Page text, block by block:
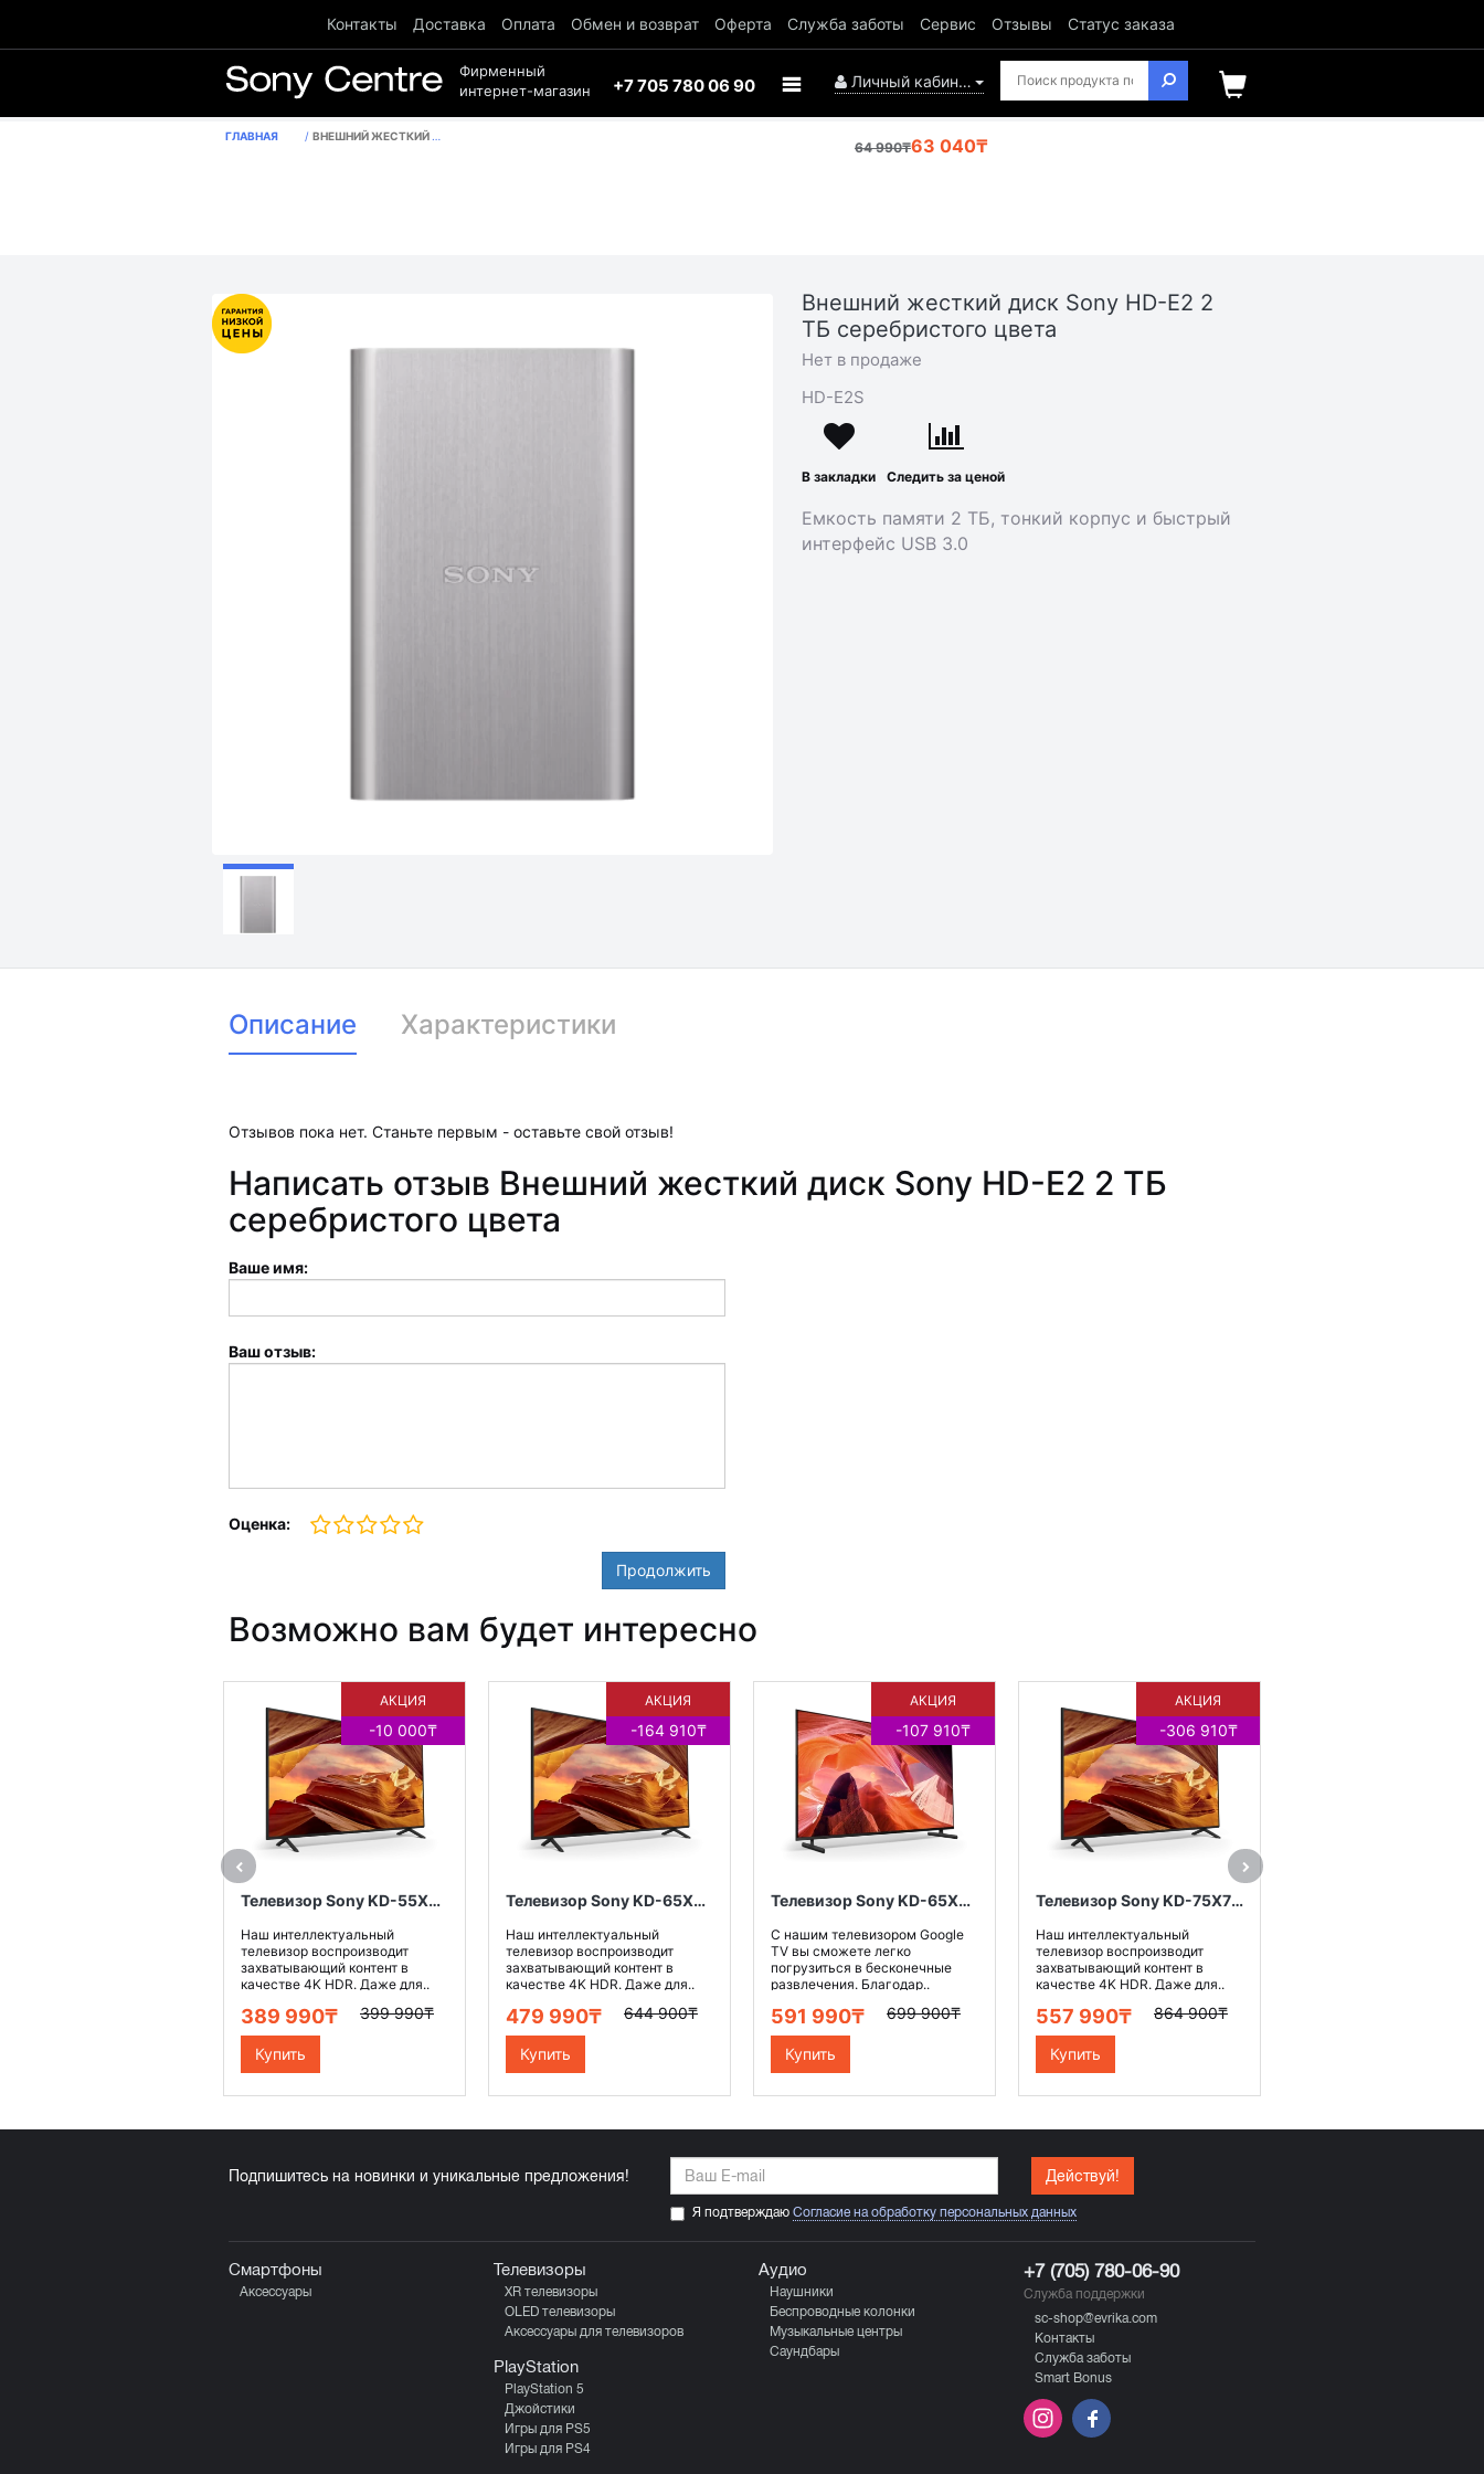
Контакты Доставка Оплата Обмен и возврат Оферта Служба заботы Сервис Отзывы Статус заказа
Фирменный
интернет-магазин
+7 705 780 06 90 Личный кабинет
ГЛАВНАЯ ВНЕШНИЙ ЖЕСТКИЙ ДИСК SONY HD-E2 2 ТБ СЕРЕБРИСТОГО ЦВЕТА
64 990₸63 040₸
Внешний жесткий диск Sony HD-E2 2
ТБ серебристого цвета
Нет в продаже
HD-E2S
В закладки Следить за ценой
Емкость памяти 2 ТБ, тонкий корпус и быстрый
интерфейс USB 3.0
Описание Характеристики
Отзывов пока нет. Станьте первым - оставьте свой отзыв!
Написать отзыв Внешний жесткий диск Sony HD-E2 2 ТБ
серебристого цвета
Ваше имя:
Ваш отзыв:
Оценка:
Продолжить
Возможно вам будет интересно
АКЦИЯ
-10 000₸
Телевизор Sony KD-55X75WL
Наш интеллектуальный
телевизор воспроизводит
захватывающий контент в
качестве 4K HDR. Даже для..
389 990₸ 399 990₸
Купить
АКЦИЯ
-164 910₸
Телевизор Sony KD-65X75WL
Наш интеллектуальный
телевизор воспроизводит
захватывающий контент в
качестве 4K HDR. Даже для..
479 990₸ 644 900₸
Купить
АКЦИЯ
-107 910₸
Телевизор Sony KD-65X80L
С нашим телевизором Google
TV вы сможете легко
погрузиться в бесконечные
развлечения. Благодар..
591 990₸ 699 900₸
Купить
АКЦИЯ
-306 910₸
Телевизор Sony KD-75X75WL
Наш интеллектуальный
телевизор воспроизводит
захватывающий контент в
качестве 4K HDR. Даже для..
557 990₸ 864 900₸
Купить
Подпишитесь на новинки и уникальные предложения! Действуй!
Я подтверждаю Согласие на обработку персональных данных
Смартфоны
Аксессуары
Телевизоры
XR телевизоры
OLED телевизоры
Аксессуары для телевизоров
PlayStation
PlayStation 5
Джойстики
Игры для PS5
Игры для PS4
Аудио
Наушники
Беспроводные колонки
Музыкальные центры
Саундбары
+7 (705) 780-06-90
Служба поддержки
sc-shop@evrika.com
Контакты
Служба заботы
Smart Bonus